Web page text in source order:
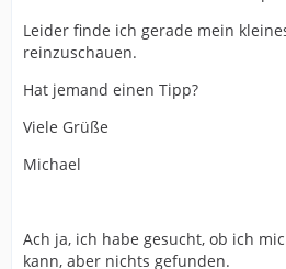
Leider finde ich gerade mein
reinzuschauen.
Hat jemand einen Tipp?
Viele Grüße
Michael
Ach ja, ich habe gesucht, ob ich
kann, aber nichts gefunden.